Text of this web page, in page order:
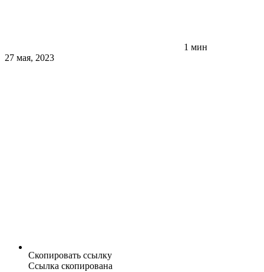
1 мин
27 мая, 2023
Скопировать ссылку
Ссылка скопирована